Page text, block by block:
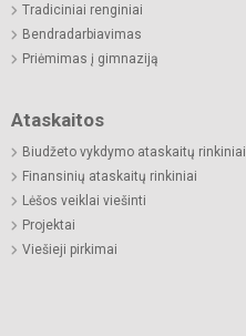
Tradiciniai renginiai
Bendradarbiavimas
Priėmimas į gimnaziją
Ataskaitos
Biudžeto vykdymo ataskaitų rinkiniai
Finansinių ataskaitų rinkiniai
Lėšos veiklai viešinti
Projektai
Viešieji pirkimai